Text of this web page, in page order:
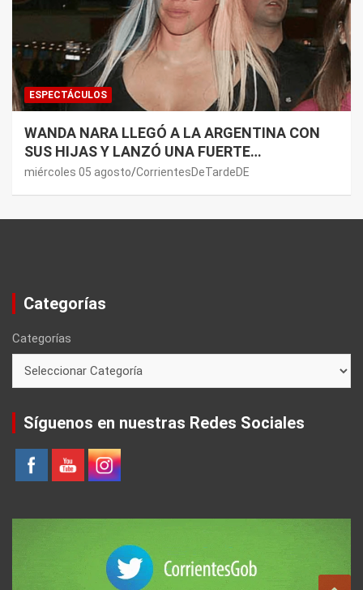
ESPECTÁCULOS
WANDA NARA LLEGÓ A LA ARGENTINA CON
SUS HIJAS Y LANZÓ UNA FUERTE
PREMONICIÓN SOBRE MAURO ICARDI
miércoles 05 agosto CorrientesDeTardeDE
Categorías
Categorías
Síguenos en nuestras Redes Sociales